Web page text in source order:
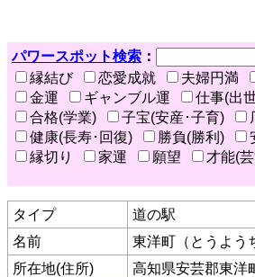
パワースポット検索 ：
縁結び
恋愛成就 夫婦円満
金運
ギャンブル運 仕事(出
合格(学業)
子宝(安産･子育)
健康(長寿･回復)
勝負(勝利)
縁切り
家運 願望 才能(
タイプ
道の駅
名前
東洋町（とうよう
所在地(住所)
高知県安芸郡東洋